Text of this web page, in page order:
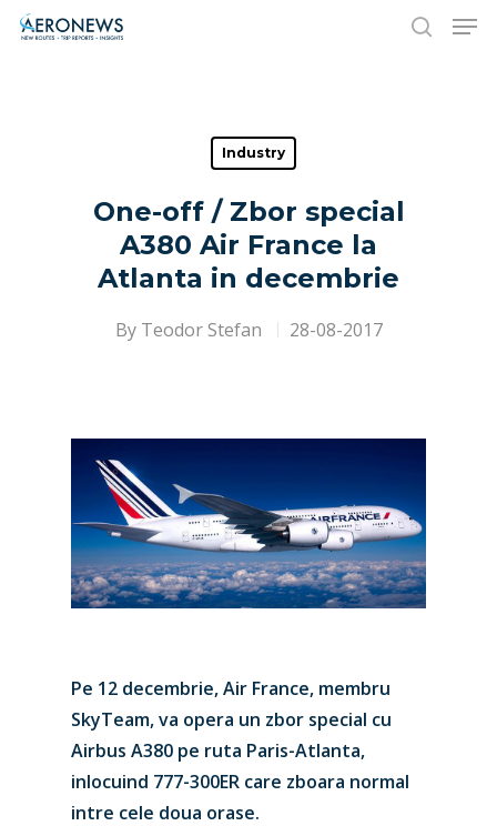
Hit enter to search or ESC to close
Industry
One-off / Zbor special
A380 Air France la
Atlanta in decembrie
By Teodor Stefan 28-08-2017
Pe 12 decembrie, Air France, membru
SkyTeam, va opera un zbor special cu
Airbus A380 pe ruta Paris-Atlanta,
inlocuind 777-300ER care zboara normal
intre cele doua orase.